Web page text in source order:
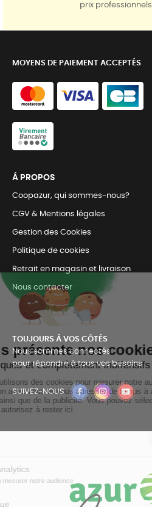
prix professionnels
MOYENS DE PAIEMENT ACCEPTÉS
Á PROPOS
Coopazur, qui sommes-nous?
CGV & Mentions légales
Gestion des Cookies
Politique de cookies
Retrait en magasin et livraison
Nous contacter
TOUJOURS Á VOS CÔTÉS
Nous sommes connectés
pour répondre à tous vos besoins
SUIVEZ-NOUS